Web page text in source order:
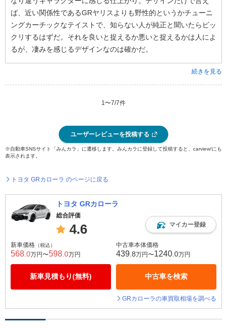
ば、近い関係性であるGRヤリスよりも野性的というかチューニ
ングカーチックなテイストで、知らない人が純正と聞いたらビッ
クリするはずだ。それを良いと捉えるか悪いと捉えるかは人によ
るが、凄みを感じるデザインなのは確かだ。
続きを見る
1 〜7/7件
ユーザーレビューを投稿する
※自動車SNSサイト「みんカラ」に遷移します。みんカラに登録して投稿すると、carview!にも
表示されます。
トヨタ GRカローラ のページに戻る
トヨタ GRカローラ
総合評価
4.6 マイカー登録
新車価格 （税込）
568 .0万円〜598 .0万円
新車見積もり(無料)
中古車本体価格
439 .8万円〜1240 .0万円
中古車を検索
GRカローラの車買取相場を調べる